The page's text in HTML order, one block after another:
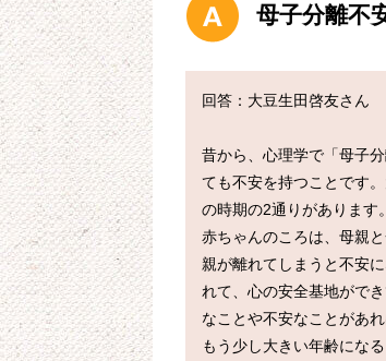
母子分離不
回答：大豆生田啓友さん
昔から、心理学で「母子
ても不安を持つことです
の時期の2通りがあります。
赤ちゃんのころは、母親
親が離れてしまうと不安
れて、心の安全基地がで
なことや不安なことがあ
もう少し大きい年齢にな